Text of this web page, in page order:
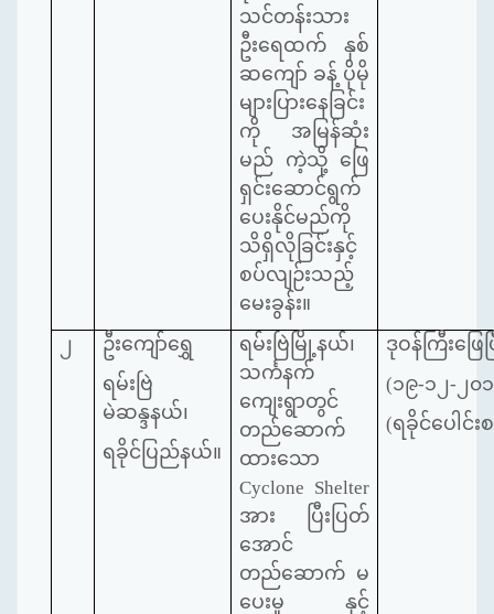
သင်တန်းသား
ဦးရေထက် နှစ်
ဆကျော် ခန့် ပိုမို
များပြားနေခြင်း
ကို အမြန်ဆုံး
မည် ကဲ့သို့ ဖြေ
ရှင်းဆောင်ရွက်
ပေးနိုင်မည်ကို
သိရှိလိုခြင်းနှင့်
စပ်လျဉ်းသည့်
မေးခွန်း။
၂
ဦးကျော်ရွှေ
ရမ်းဗြဲ
မဲဆန္ဒနယ်၊
ရခိုင်ပြည်နယ်။
ရမ်းဗြဲမြို့နယ်၊
သင်္ကနက်
ကျေးရွာတွင်
တည်ဆောက်
ထားသော
Cyclone Shelter
အား ပြီးပြတ်
အောင်
တည်ဆောက် မ
ပေးမှု နှင့်
ဒုဝန်ကြီးဖြေပ
(၁၉-၁၂-၂၀
(ရခိုင်ပေါင်း